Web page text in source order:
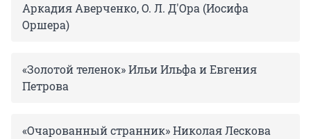
Аркадия Аверченко, О. Л. Д'Ора (Иосифа
Оршера)
«Золотой теленок» Ильи Ильфа и Евгения
Петрова
«Очарованный странник» Николая Лескова